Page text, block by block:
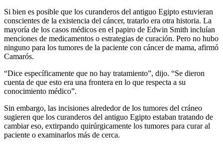
Si bien es posible que los curanderos del antiguo Egipto estuvieran
conscientes de la existencia del cáncer, tratarlo era otra historia. La
mayoría de los casos médicos en el papiro de Edwin Smith incluían
menciones de medicamentos o estrategias de curación. Pero no hubo
ninguno para los tumores de la paciente con cáncer de mama, afirmó
Camarós.
“Dice específicamente que no hay tratamiento”, dijo. “Se dieron
cuenta de que esto era una frontera en lo que respecta a su
conocimiento médico”.
Sin embargo, las incisiones alrededor de los tumores del cráneo
sugieren que los curanderos del antiguo Egipto estaban tratando de
cambiar eso, extirpando quirúrgicamente los tumores para curar al
paciente o examinarlos más de cerca.